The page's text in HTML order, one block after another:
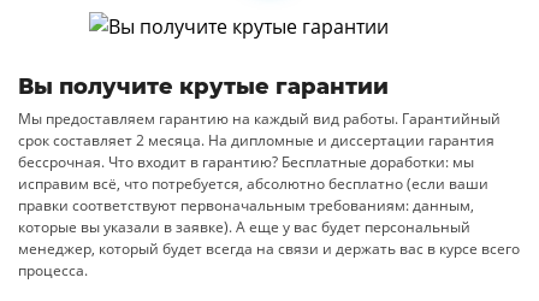
Вы получите крутые гарантии
Мы предоставляем гарантию на каждый вид работы. Гарантийный
срок составляет 2 месяца. На дипломные и диссертации гарантия
бессрочная. Что входит в гарантию? Бесплатные доработки: мы
исправим всё, что потребуется, абсолютно бесплатно (если ваши
правки соответствуют первоначальным требованиям: данным,
которые вы указали в заявке). А еще у вас будет персональный
менеджер, который будет всегда на связи и держать вас в курсе всего
процесса.